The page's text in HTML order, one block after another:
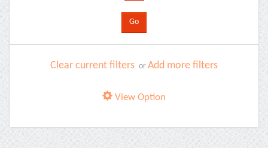
Clear current filters or Add more filters
View Option